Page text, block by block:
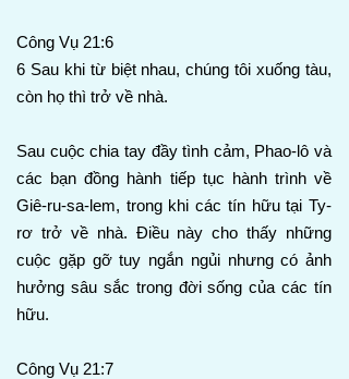
Công Vụ 21:6
6 Sau khi từ biệt nhau, chúng tôi xuống tàu,
còn họ thì trở về nhà.
Sau cuộc chia tay đầy tình cảm, Phao-lô và
các bạn đồng hành tiếp tục hành trình về
Giê-ru-sa-lem, trong khi các tín hữu tại Ty-
rơ trở về nhà. Điều này cho thấy những
cuộc gặp gỡ tuy ngắn ngủi nhưng có ảnh
hưởng sâu sắc trong đời sống của các tín
hữu.
Công Vụ 21:7